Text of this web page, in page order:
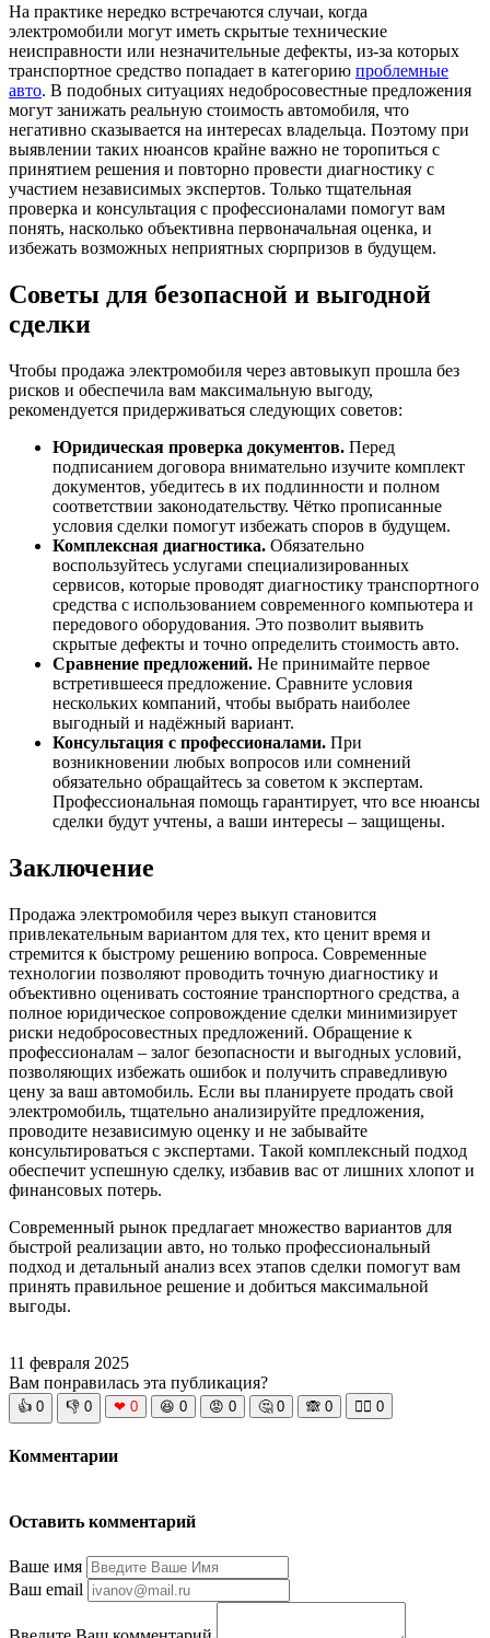
На практике нередко встречаются случаи, когда
электромобили могут иметь скрытые технические
неисправности или незначительные дефекты, из-за которых
транспортное средство попадает в категорию проблемные
авто. В подобных ситуациях недобросовестные предложения
могут занижать реальную стоимость автомобиля, что
негативно сказывается на интересах владельца. Поэтому при
выявлении таких нюансов крайне важно не торопиться с
принятием решения и повторно провести диагностику с
участием независимых экспертов. Только тщательная
проверка и консультация с профессионалами помогут вам
понять, насколько объективна первоначальная оценка, и
избежать возможных неприятных сюрпризов в будущем.
Советы для безопасной и выгодной
сделки
Чтобы продажа электромобиля через автовыкуп прошла без
рисков и обеспечила вам максимальную выгоду,
рекомендуется придерживаться следующих советов:
Юридическая проверка документов. Перед
подписанием договора внимательно изучите комплект
документов, убедитесь в их подлинности и полном
соответствии законодательству. Чётко прописанные
условия сделки помогут избежать споров в будущем.
Комплексная диагностика. Обязательно
воспользуйтесь услугами специализированных
сервисов, которые проводят диагностику транспортного
средства с использованием современного компьютера и
передового оборудования. Это позволит выявить
скрытые дефекты и точно определить стоимость авто.
Сравнение предложений. Не принимайте первое
встретившееся предложение. Сравните условия
нескольких компаний, чтобы выбрать наиболее
выгодный и надёжный вариант.
Консультация с профессионалами. При
возникновении любых вопросов или сомнений
обязательно обращайтесь за советом к экспертам.
Профессиональная помощь гарантирует, что все нюансы
сделки будут учтены, а ваши интересы – защищены.
Заключение
Продажа электромобиля через выкуп становится
привлекательным вариантом для тех, кто ценит время и
стремится к быстрому решению вопроса. Современные
технологии позволяют проводить точную диагностику и
объективно оценивать состояние транспортного средства, а
полное юридическое сопровождение сделки минимизирует
риски недобросовестных предложений. Обращение к
профессионалам – залог безопасности и выгодных условий,
позволяющих избежать ошибок и получить справедливую
цену за ваш автомобиль. Если вы планируете продать свой
электромобиль, тщательно анализируйте предложения,
проводите независимую оценку и не забывайте
консультироваться с экспертами. Такой комплексный подход
обеспечит успешную сделку, избавив вас от лишних хлопот и
финансовых потерь.
Современный рынок предлагает множество вариантов для
быстрой реализации авто, но только профессиональный
подход и детальный анализ всех этапов сделки помогут вам
принять правильное решение и добиться максимальной
выгоды.
11 февраля 2025
Вам понравилась эта публикация?
👍 0 👎 0 ❤ 0 😆 0 😡 0 🤔 0 🙈 0 🧘‍♀️ 0
Комментарии
Оставить комментарий
Ваше имя
Ваш email